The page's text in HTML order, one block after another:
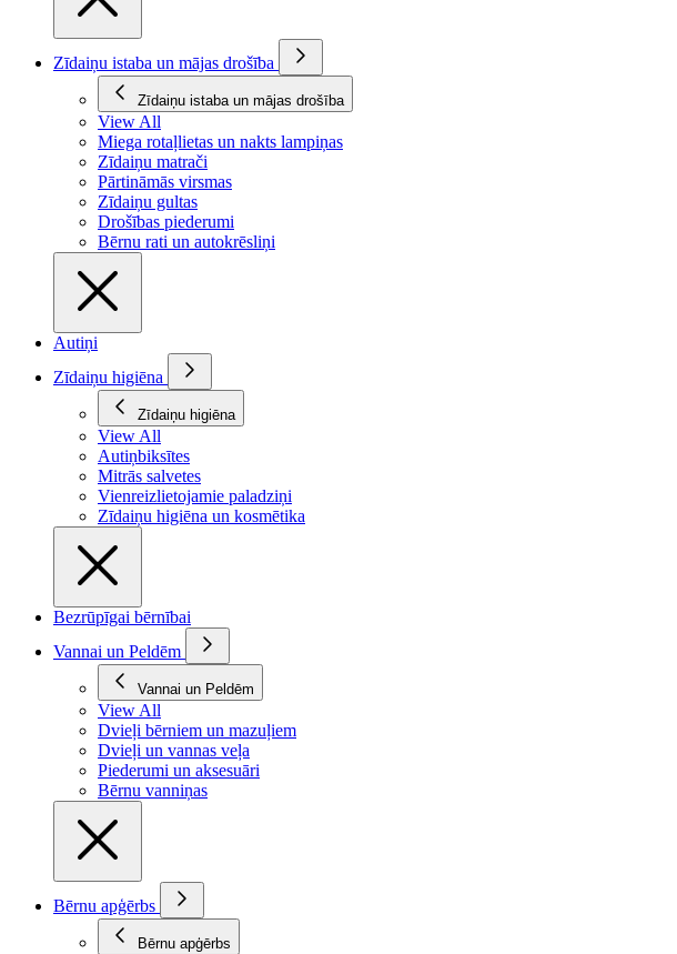
Zīdaiņu istaba un mājas drošība
Zīdaiņu istaba un mājas drošība
View All
Miega rotaļlietas un nakts lampiņas
Zīdaiņu matrači
Pārtināmās virsmas
Zīdaiņu gultas
Drošības piederumi
Bērnu rati un autokrēsliņi
Autiņi
Zīdaiņu higiēna
Zīdaiņu higiēna
View All
Autiņbiksītes
Mitrās salvetes
Vienreizlietojamie paladziņi
Zīdaiņu higiēna un kosmētika
Bezrūpīgai bērnībai
Vannai un Peldēm
Vannai un Peldēm
View All
Dvieļi bērniem un mazuļiem
Dvieļi un vannas veļa
Piederumi un aksesuāri
Bērnu vanniņas
Bērnu apģērbs
Bērnu apģērbs